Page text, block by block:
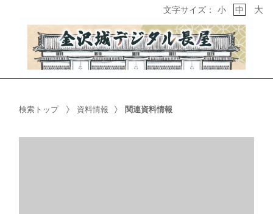
文字サイズ： 小 中 大
検索トップ 資料情報 関連資料情報